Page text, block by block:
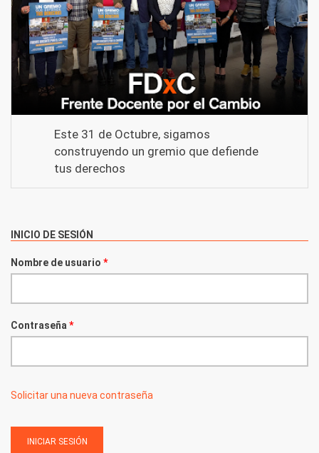
Este 31 de Octubre, sigamos
construyendo un gremio que defiende
tus derechos
INICIO DE SESIÓN
Nombre de usuario *
Contraseña *
Solicitar una nueva contraseña